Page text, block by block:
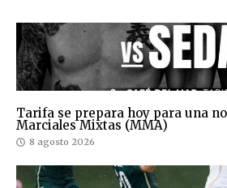
Tarifa se prepara hoy para una
Marciales Mixtas (MMA)
8 agosto 2026